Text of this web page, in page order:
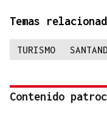
Temas
TURISMO
Contenido